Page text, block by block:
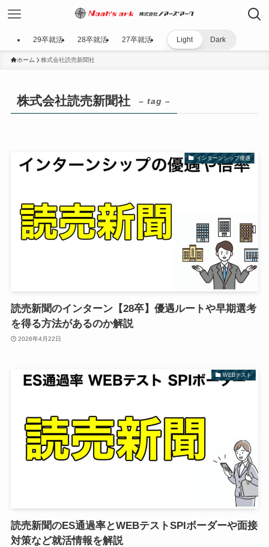
29卒就活 28卒就活 27卒就活 Light Dark
ホーム 株式会社読売新聞社
株式会社読売新聞社 – tag –
インターンシップ優遇
読売新聞のインターン【28卒】優遇ルートや早期選考
を得る方法があるのか解説
2026年4月22日
WEBテスト
読売新聞のES通過率とWEBテストSPIボーダーや面接
対策など就活情報を解説